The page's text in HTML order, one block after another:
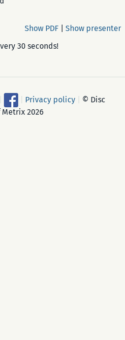
Show presenter
Show PDF
30 seconds!
Privacy policy
© Disc
Metrix 2026